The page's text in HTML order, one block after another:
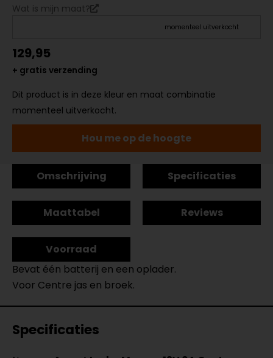
Wat is mijn maat?
momenteel uitverkocht
129,95
+ gratis verzending
Dit product is in deze kleur en maat combinatie
momenteel uitverkocht.
Hou me op de hoogte
Omschrijving Specificaties
Maattabel Reviews
Voorraad
Bevat één batterij en een oplader.
Voor Centre jas en broek.
Specificaties